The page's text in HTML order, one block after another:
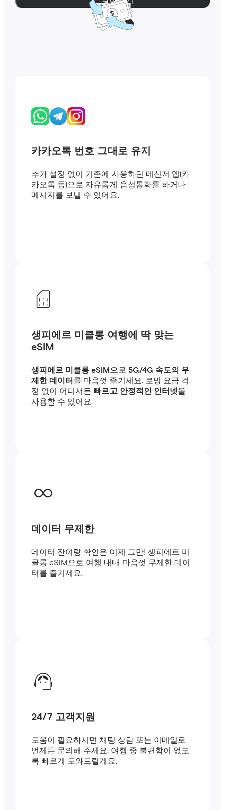
카카오톡 번호 그대로 유지
추가 설정 없이 기존에 사용하던 메신저 앱(카
카오톡 등)으로 자유롭게 음성통화를 하거나
메시지를 보낼 수 있어요.
생피에르 미클롱 여행에 딱 맞는
eSIM
생피에르 미클롱 eSIM 으로 5G/4G 속도의 무
제한 데이터 를 마음껏 즐기세요. 로밍 요금 걱
정 없이 어디서든 빠르고 안정적인 인터넷을
사용할 수 있어요.
데이터 무제한
데이터 잔여량 확인은 이제 그만! 생피에르 미
클롱 eSIM으로 여행 내내 마음껏 무제한 데이
터를 즐기세요.
24/7 고객지원
도움이 필요하시면 채팅 상담 또는 이메일로
언제든 문의해 주세요. 여행 중 불편함이 없도
록 빠르게 도와드릴게요.